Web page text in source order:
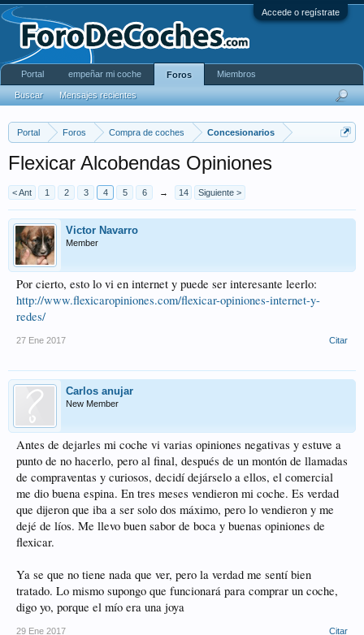
Accede o regístrate
Portal Foros Compra de coches Concesionarios
Flexicar Alcobendas Opiniones
< Ant 1 2 3 4 5 6 → 14 Siguiente >
Victor Navarro
Member
Por cierto, esto lo vi en internet y puede ser interesante leerlo:
http://www.flexicaropiniones.com/flexicar-opiniones-internet-y-
redes/
27 Ene 2017 Citar
Carlos anujar
New Member
Antes de dejarles mi coche vi varias opiniones negativas y estuve a
punto de no hacerlo, pero al final, después de un montón de llamadas
de compraventas y curiosos, decidí dejárselo a ellos, el comercial
me dio buena espina. En tres meses vendieron mi coche. Es verdad
que dijeron que iba a ser solo dos máximo, pero lo vendieron y me
dejé de líos. Me llevo buen sabor de boca y buenas opiniones de
flexicar.
Ya se que no tiene nada que ver, pero la verdad me sentí bien
tratado. Lo mismo supongo que funcionará para comprar un coche,
digo yo, porque el mío era una joya
29 Ene 2017 Citar
Portal empeñar mi coche Foros
Buscar Mensajes recientes
Miembros